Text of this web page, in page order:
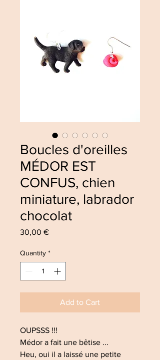
Boucles d'oreilles
MÉDOR EST
CONFUS, chien
miniature, labrador
chocolat
30,00 €Price
Quantity *
Add to Cart
OUPSSS !!!
Médor a fait une bêtise ...
Heu, oui il a laissé une petite